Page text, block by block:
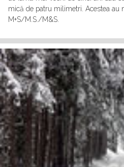
mică de patru milimetri. Acestea au
M+S/M.S./M&S.